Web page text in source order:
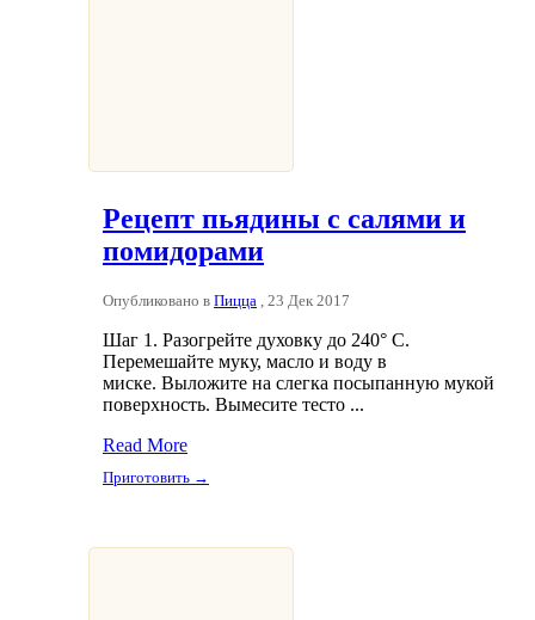
Рецепт пьядины с салями и
помидорами
Опубликовано в Пицца , 23 Дек 2017
Шаг 1. Разогрейте духовку до 240° С.
Перемешайте муку, масло и воду в
миске. Выложите на слегка посыпанную мукой
поверхность. Вымесите тесто ...
Read More
Приготовить →